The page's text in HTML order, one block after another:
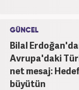
GÜNCEL
Bilal
Avrupa'daki
net mesaj:
büyütün